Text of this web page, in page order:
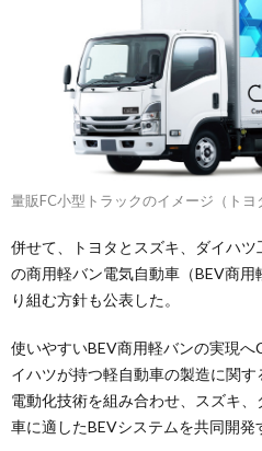
量販FC小型トラックのイメージ（トヨ
併せて、トヨタとスズキ、ダイハ
の商用軽バン電気自動車（BEV商
り組む方針も公表した。
使いやすいBEV商用軽バンの実現
イハツが持つ軽自動車の製造に関
電動化技術を組み合わせ、スズキ
車に適したBEVシステムを共同開発